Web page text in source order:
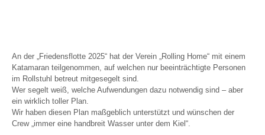
An der „Friedensflotte 2025“ hat der Verein „Rolling Home“ mit einem
Katamaran teilgenommen, auf welchen nur beeinträchtigte Personen
im Rollstuhl betreut mitgesegelt sind.
Wer segelt weiß, welche Aufwendungen dazu notwendig sind – aber
ein wirklich toller Plan.
Wir haben diesen Plan maßgeblich unterstützt und wünschen der
Crew „immer eine handbreit Wasser unter dem Kiel“.